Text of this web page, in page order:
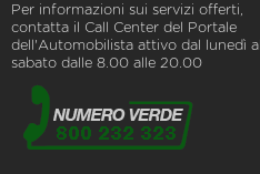
Per informazioni sui servizi offerti,
contatta il Call Center del Portale
dell'Automobilista attivo dal lunedì al
sabato dalle 8.00 alle 20.00